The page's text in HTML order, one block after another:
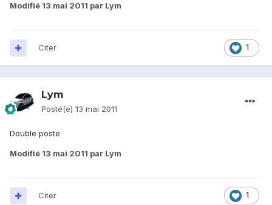
Modifié 13 mai 2011 par Lym
1
Citer
Lym
Posté(e) 13 mai 2011
Double poste
Modifié 13 mai 2011 par Lym
1
Citer